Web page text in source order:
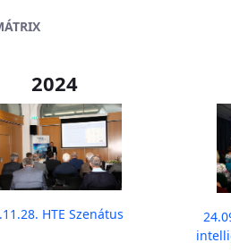
2024
HTE Szenátus